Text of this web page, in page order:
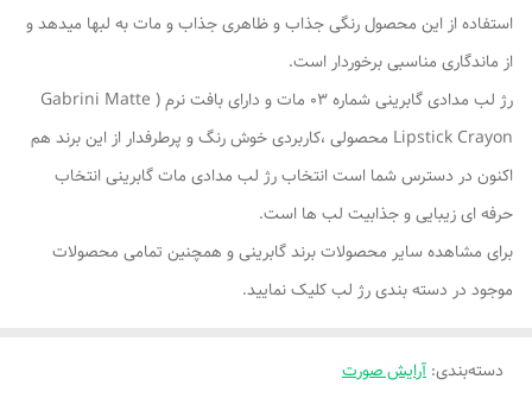
استفاده از این محصول رنگی جذاب و ظاهری جذاب و مات به لبها میدهد و
از ماندگاری مناسبی برخوردار است.
رژ لب مدادی گابرینی شماره 03 مات و دارای بافت نرم ( Gabrini Matte
Lipstick Crayon محصولی ،کاربردی خوش رنگ و پرطرفدار از این برند هم
اکنون در دسترس شما است انتخاب رژ لب مدادی مات گابرینی انتخاب
حرفه ای زیبایی و جذابیت لب ها است.
برای مشاهده سایر محصولات برند گابرینی و همچنین تمامی محصولات
موجود در دسته بندی رژ لب کلیک نمایید.
دسته‌بندی: آرایش صورت